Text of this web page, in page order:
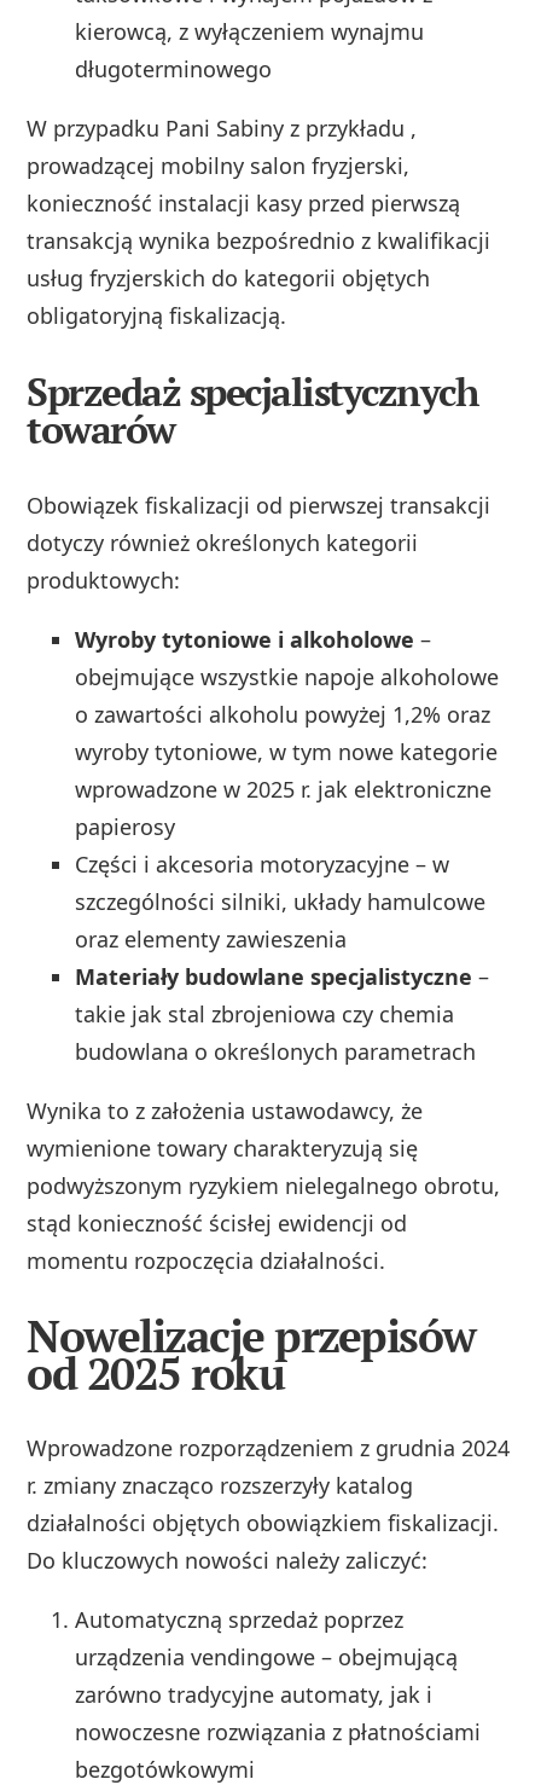
kierowcą, z wyłączeniem wynajmu
długoterminowego
W przypadku Pani Sabiny z przykładu ,
prowadzącej mobilny salon fryzjerski,
konieczność instalacji kasy przed pierwszą
transakcją wynika bezpośrednio z kwalifikacji
usług fryzjerskich do kategorii objętych
obligatoryjną fiskalizacją.
Sprzedaż specjalistycznych
towarów
Obowiązek fiskalizacji od pierwszej transakcji
dotyczy również określonych kategorii
produktowych:
Wyroby tytoniowe i alkoholowe –
obejmujące wszystkie napoje alkoholowe
o zawartości alkoholu powyżej 1,2% oraz
wyroby tytoniowe, w tym nowe kategorie
wprowadzone w 2025 r. jak elektroniczne
papierosy
Części i akcesoria motoryzacyjne – w
szczególności silniki, układy hamulcowe
oraz elementy zawieszenia
Materiały budowlane specjalistyczne –
takie jak stal zbrojeniowa czy chemia
budowlana o określonych parametrach
Wynika to z założenia ustawodawcy, że
wymienione towary charakteryzują się
podwyższonym ryzykiem nielegalnego obrotu,
stąd konieczność ścisłej ewidencji od
momentu rozpoczęcia działalności.
Nowelizacje przepisów
od 2025 roku
Wprowadzone rozporządzeniem z grudnia 2024
r. zmiany znacząco rozszerzyły katalog
działalności objętych obowiązkiem fiskalizacji.
Do kluczowych nowości należy zaliczyć:
Automatyczną sprzedaż poprzez
urządzenia vendingowe – obejmującą
zarówno tradycyjne automaty, jak i
nowoczesne rozwiązania z płatnościami
bezgotówkowymi